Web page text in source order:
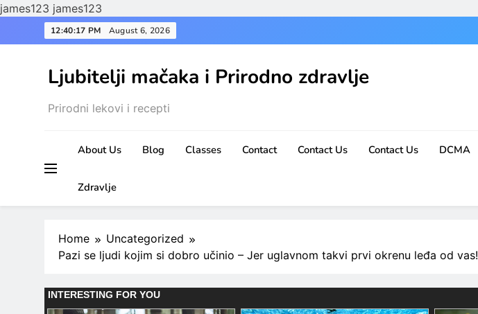
james123 james123
to
12:40:18 PM August 6, 2026
Ljubitelji mačaka i Prirodno zdravlje
Prirodni lekovi i recepti
About Us Blog Classes Contact Contact Us Contact Us DCMA
Zdravlje
Home
Uncategorized
Pazi se ljudi kojim si dobro učinio – Jer uglavnom takvi prvi okrenu leđa od vas!